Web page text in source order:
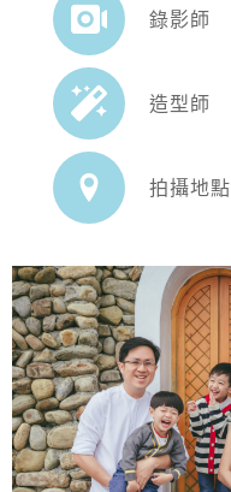
錄影師
造型師
拍攝地點